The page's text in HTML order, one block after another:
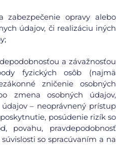
zabezpečenie opravy alebo
údajov, či realizáciu iných
a závažnosťou
fyzických osôb (najmä
zničenie osobných
zmena osobných údajov,
– neoprávnený prístup
posúdenie rizík so
povahu, pravdepodobnosť
so spracúvaním a na